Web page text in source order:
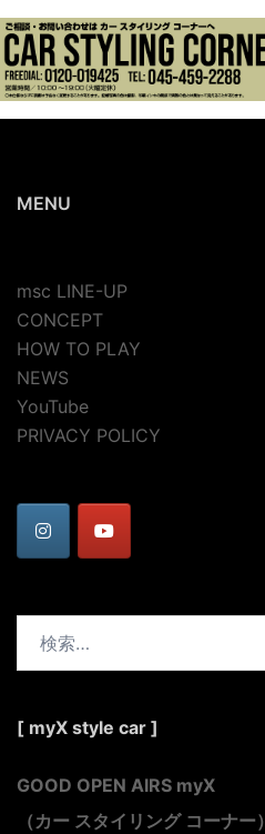
MENU
msc LINE-UP
CONCEPT
HOW TO PLAY
NEWS
YouTube
PRIVACY POLICY
[ myX style car ]
GOOD OPEN AIRS myX
（カー スタイリング コーナー）